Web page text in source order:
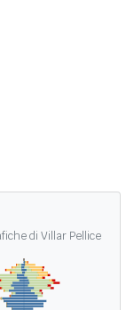
di Villar Pellice